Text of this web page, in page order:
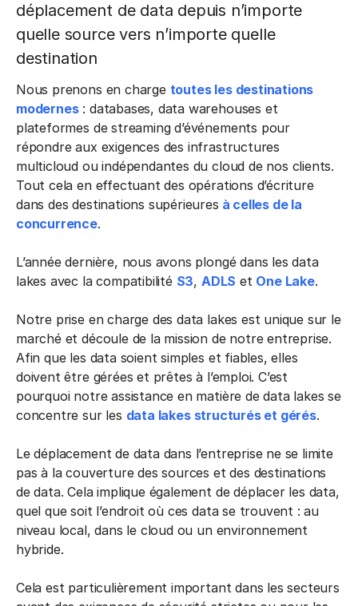
déplacement de data depuis n’importe
quelle source vers n’importe quelle
destination
Nous prenons en charge toutes les destinations
modernes: databases, data warehouses et
plateformes de streaming d’événements pour
répondre aux exigences des infrastructures
multicloud ou indépendantes du cloud de nos clients.
Tout cela en effectuant des opérations d’écriture
dans des destinations supérieures à celles de la
concurrence.
L’année dernière, nous avons plongé dans les data
lakes avec la compatibilité S3, ADLS et One Lake.
Notre prise en charge des data lakes est unique sur le
marché et découle de la mission de notre entreprise.
Afin que les data soient simples et fiables, elles
doivent être gérées et prêtes à l’emploi. C’est
pourquoi notre assistance en matière de data lakes se
concentre sur les data lakes structurés et gérés.
Le déplacement de data dans l’entreprise ne se limite
pas à la couverture des sources et des destinations
de data. Cela implique également de déplacer les data,
quel que soit l’endroit où ces data se trouvent : au
niveau local, dans le cloud ou un environnement
hybride.
Cela est particulièrement important dans les secteurs